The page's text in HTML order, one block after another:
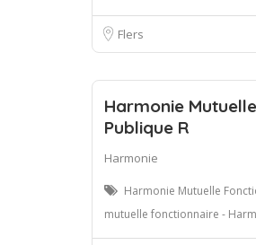
Flers
Harmonie
Publique R
Harmonie
Harmonie Mutuelle
mutuelle fonctionnaire -